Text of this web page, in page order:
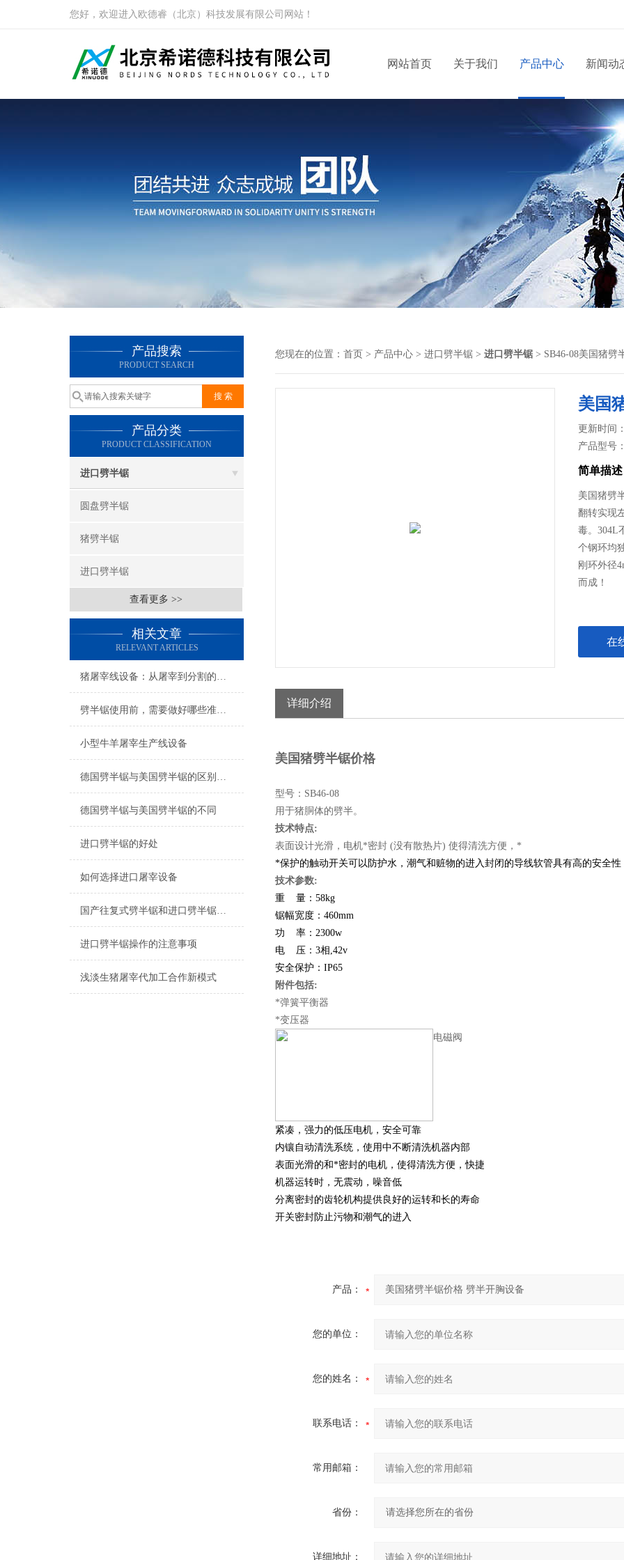
您好，欢迎进入欧德睿（北京）科技发展有限公司网站！
网站首页 关于我们 产品中心 新闻动
产品搜索
PRODUCT SEARCH
产品分类
PRODUCT CLASSIFICATION
进口劈半锯
圆盘劈半锯
猪劈半锯
进口劈半锯
查看更多 >>
相关文章
RELEVANT ARTICLES
猪屠宰线设备：从屠宰到分割的全流程解决方案
劈半锯使用前，需要做好哪些准备工作？
小型牛羊屠宰生产线设备
德国劈半锯与美国劈半锯的区别有哪些？
德国劈半锯与美国劈半锯的不同
进口劈半锯的好处
如何选择进口屠宰设备
国产往复式劈半锯和进口劈半锯对比
进口劈半锯操作的注意事项
浅淡生猪屠宰代加工合作新模式
您现在的位置： 首页 > 产品中心 > 进口劈半锯 > 进口劈半锯 > SB46-08美国猪劈
美国
更新时间
产品型号
简单描述
美国猪劈
翻转实现
毒。304L
个钢环均
刚环外径
而成！
在
详细介绍
美国猪劈半锯价格​
型号： SB46-08
用于猪胴体的劈半。
技术特点:
表面设计光滑，电机*密封 (没有散热片) 使得清洗方便，*
*保护的触动开关可以防护水，潮气和赃物的进入封闭的导线软管具有高的安全性
技术参数:
重
量：58kg
锯幅宽度：460mm
功
率：2300w
电
压：3相,42v
安全保护：IP65
附件包括:
*弹簧平衡器
*变压器
电磁阀
紧凑，强力的低压电机，安全可靠
内镶自动清洗系统，使用中不断清洗机器内部
表面光滑的和*密封的电机，使得清洗方便，快捷
机器运转时，无震动，噪音低
分离密封的齿轮机构提供良好的运转和长的寿命
开关密封防止污物和潮气的进入
产品：
您的单位：
您的姓名：
联系电话：
常用邮箱：
省份：
详细地址：